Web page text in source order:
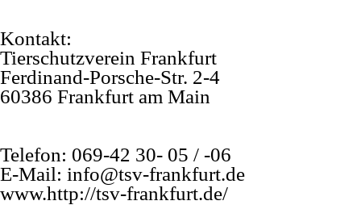
Kontakt:
Tierschutzverein Frankfurt
Ferdinand-Porsche-Str. 2-4
60386 Frankfurt am Main
Telefon: 069-42 30- 05 / -06
E-Mail: info@tsv-frankfurt.de
www.http://tsv-frankfurt.de/